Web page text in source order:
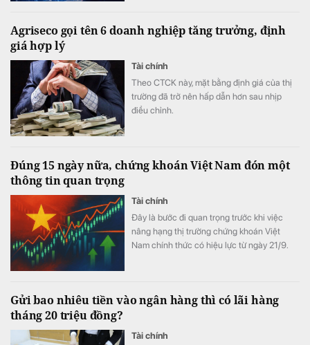
Agriseco gọi tên 6 doanh nghiệp tăng trưởng, định
giá hợp lý
Tài chính
Theo CTCK này, mặt bằng định giá của thị
trường đã trở nên hấp dẫn hơn sau nhịp
điều chỉnh.
Đúng 15 ngày nữa, chứng khoán Việt Nam đón một
thông tin quan trọng
Tài chính
Đây là bước đi quan trọng trước khi việc
nâng hạng thị trường chứng khoán Việt
Nam chính thức có hiệu lực từ ngày 21/9.
Gửi bao nhiêu tiền vào ngân hàng thì có lãi hàng
tháng 20 triệu đồng?
Tài chính